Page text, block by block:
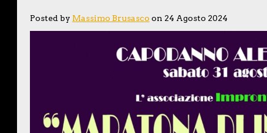
Posted by Massimo Brusasco on 24 Agosto 2024